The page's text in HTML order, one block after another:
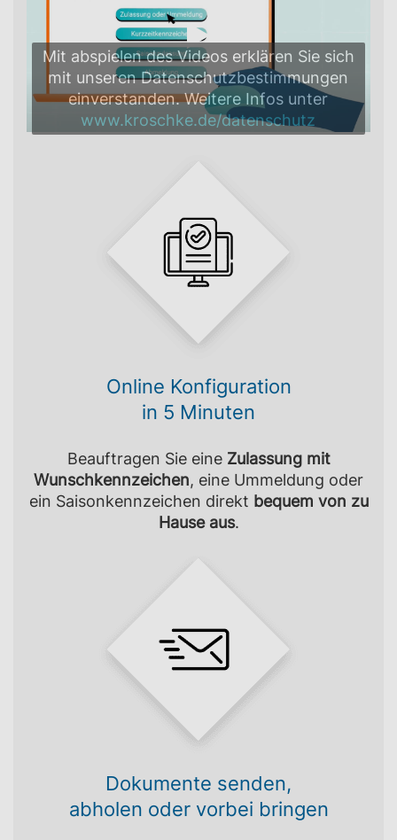
Mit abspielen des Videos erklären Sie sich
mit unseren Datenschutzbestimmungen
einverstanden. Weitere Infos unter
www.kroschke.de/datenschutz
Online Konfiguration
in 5 Minuten
Beauftragen Sie eine Zulassung mit
Wunschkennzeichen, eine Ummeldung oder
ein Saisonkennzeichen direkt bequem von zu
Hause aus.
Dokumente senden,
abholen oder vorbei bringen